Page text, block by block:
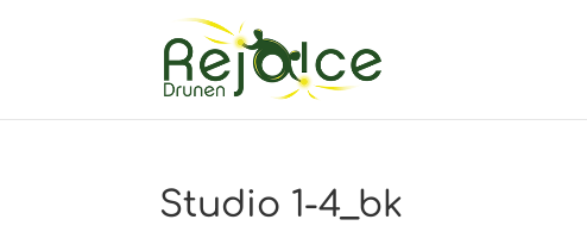
Studio 1-4_bk